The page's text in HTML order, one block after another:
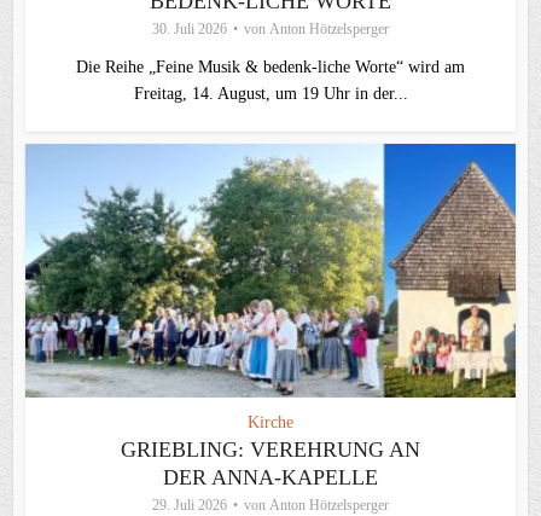
30. Juli 2026 von Anton Hötzelsperger
Die Reihe „Feine Musik & bedenk-liche Worte“ wird am
Freitag, 14. August, um 19 Uhr in der...
Kirche
GRIEBLING: VEREHRUNG AN
DER ANNA-KAPELLE
29. Juli 2026 von Anton Hötzelsperger